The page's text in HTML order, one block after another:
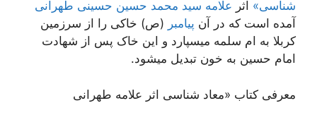
شناسی» اثر علامه سید محمد حسین حسینی طهرانی
آمده است که در آن پیامبر (ص) خاکی را از سرزمین
کربلا به ام سلمه میسپارد و این خاک پس از شهادت
امام حسین به خون تبدیل میشود.
معرفی کتاب «معاد شناسی اثر علامه طهرانی